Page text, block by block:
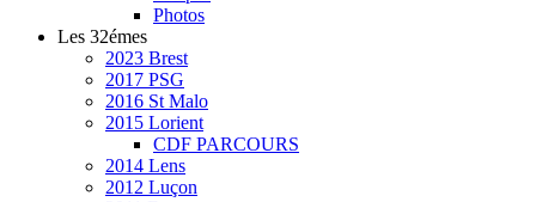
Photos
Les 32émes
2023 Brest
2017 PSG
2016 St Malo
2015 Lorient
CDF PARCOURS
2014 Lens
2012 Luçon